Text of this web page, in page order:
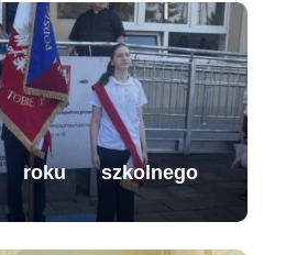
roku szkolnego